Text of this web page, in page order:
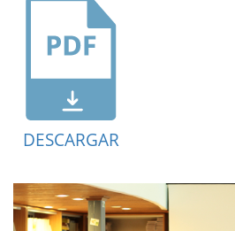
DESCARGAR